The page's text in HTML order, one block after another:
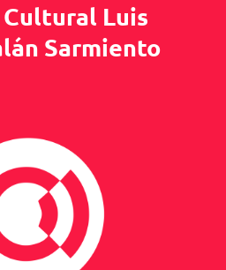
Cultural Luis
Sarmiento